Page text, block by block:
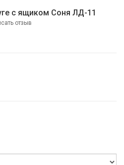
с ящиком Соня ЛД-11
отзыв